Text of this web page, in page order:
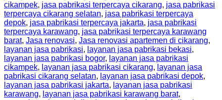
cikampek, jasa pabrikasi terpercaya cikarang, jasa pabrikasi
terpercaya cikarang selatan, jasa pabrikasi terpercaya
depok, jasa pabrikasi terpercaya jakarta, jasa pabrikasi
terpercaya karawang, jasa pabrikasi terpercaya karawang
barat, Jasa renovasi, Jasa renovasi apartemen di cikarang,
layanan jasa pabrikasi, layanan jasa pabrikasi bekasi,
layanan jasa pabrikasi bogor, layanan jasa pabrikasi
cikampek, layanan jasa pabrikasi cikarang, layanan jasa
pabrikasi cikarang selatan, layanan jasa pabrikasi depok,
layanan jasa pabrikasi jakarta, layanan jasa pabrikasi
karawang, layanan jasa pabrikasi karawang barat,